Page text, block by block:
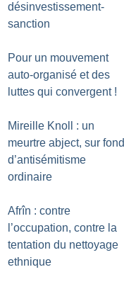
désinvestissement-
sanction
Pour un mouvement
auto-organisé et des
luttes qui convergent !
Mireille Knoll : un
meurtre abject, sur fond
d’antisémitisme
ordinaire
Afrîn : contre
l’occupation, contre la
tentation du nettoyage
ethnique